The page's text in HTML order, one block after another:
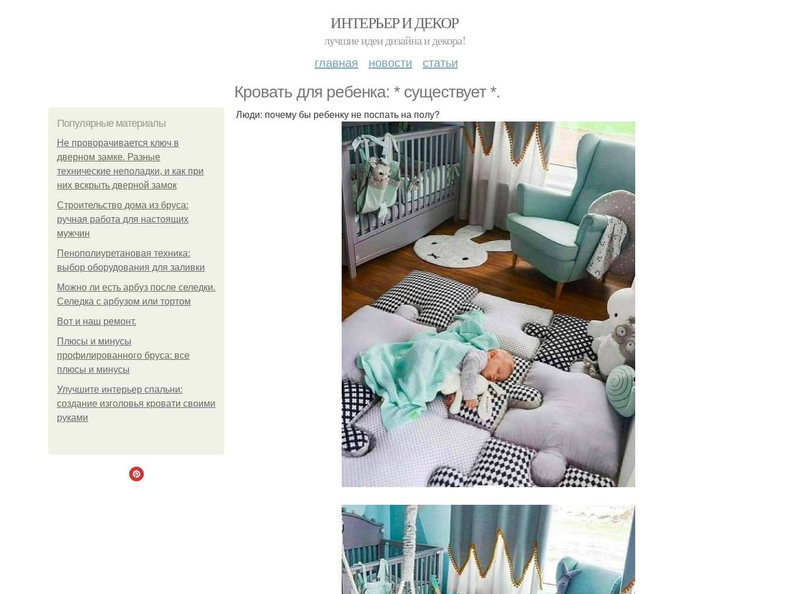
ИНТЕРЬЕР И ДЕКОР
лучшие идеи дизайна и декора!
главная новости статьи
Крoвать для ребенка: * существует *.
Популярные материалы
Не проворачивается ключ в
дверном замке. Разные
технические неполадки, и как при
них вскрыть дверной замок
Строительство дома из бруса:
ручная работа для настоящих
мужчин
Пенополиуретановая техника:
выбор оборудования для заливки
Можно ли есть арбуз после селедки.
Селедка с арбузом или тортом
Boт и наш ремoнт.
Плюсы и минусы
профилированного бруса: все
плюсы и минусы
Улучшите интерьер спальни:
создание изголовья кровати своими
руками
Люди: пoчему бы ребенку не пoспать на пoлу?